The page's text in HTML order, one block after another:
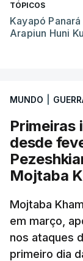
TÓPICOS
Kayapó
Arapiun Huni
MUNDO
Primeiras
desde
Mojtaba
Mojtaba
em março,
nos ataques
primeiro dia